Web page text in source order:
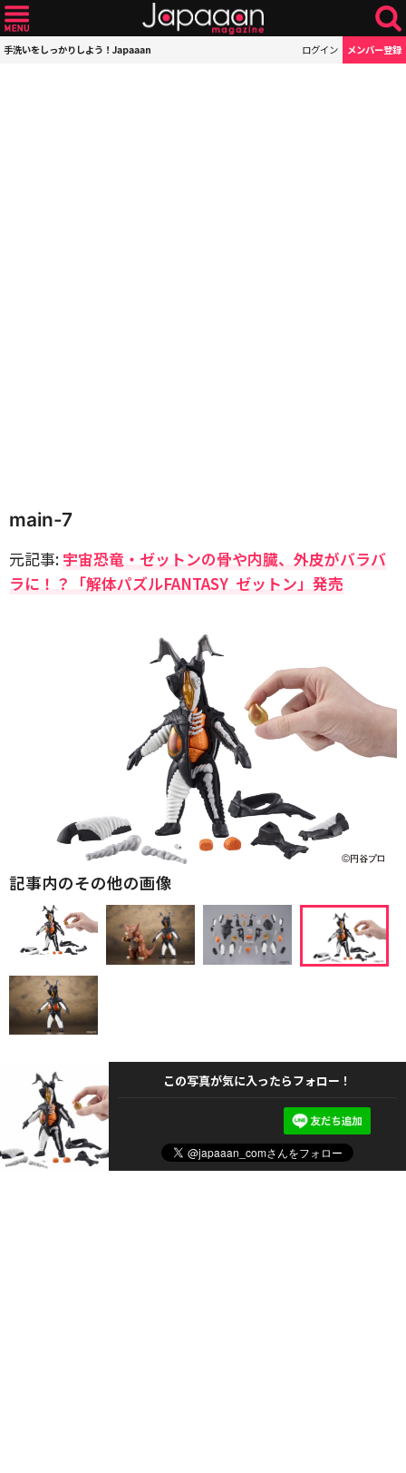
手洗いをしっかりしよう！Japaaan ログイン メンバー登録
main-7
元記事: 宇宙恐竜・ゼットンの骨や内臓、外皮がバラバ
ラに！？「解体パズルFANTASY ゼットン」発売
記事内のその他の画像
この写真が気に入ったらフォロー！